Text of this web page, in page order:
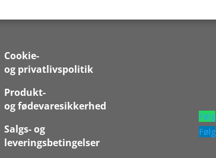
Cookie-
og privatlivspolitik
Produkt-
og fødevaresikkerhed
Salgs- og
leveringsbetingelser
Følg
Følg